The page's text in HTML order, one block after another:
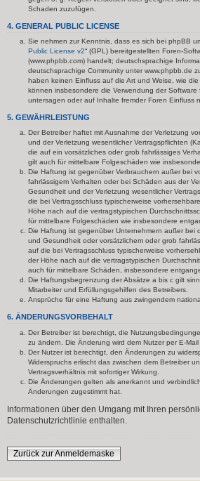
Schaden zuzufügen.
4. GENERAL PUBLIC LICENSE
Sie nehmen zur Kenntnis, dass es sich bei phpBB
Public License v2“ (GPL) bereitgestellten Foren-
(www.phpbb.com) handelt; deutschsprachige
deutschsprachige Community unter www.phpbb.de
haben keinen Einfluss auf die Art und Weise, wie
können insbesondere die Verwendung der Software
untersagen oder auf Inhalte fremder Foren Einfluss
5. GEWÄHRLEISTUNG
Der Betreiber haftet mit Ausnahme der Verletzung
und der Verletzung wesentlicher Vertragspflichten
die auf ein vorsätzliches oder grob fahrlässiges
gilt auch für mittelbare Folgeschäden wie
Die Haftung ist gegenüber Verbrauchern außer bei
fahrlässigem Verhalten oder bei Schäden aus der
Gesundheit und der Verletzung wesentlicher
die bei Vertragsschluss typischerweise
Höhe nach auf die vertragstypischen
für mittelbare Folgeschäden wie insbesondere
Die Haftung ist gegenüber Unternehmern außer bei
und Gesundheit oder vorsätzlichem oder grob
auf die bei Vertragsschluss typischerweise
der Höhe nach auf die vertragstypischen
auch für mittelbare Schäden, insbesondere
Die Haftungsbegrenzung der Absätze a bis c gilt
Mitarbeiter und Erfüllungsgehilfen des Betreibers.
Ansprüche für eine Haftung aus zwingendem
6. ÄNDERUNGSVORBEHALT
Der Betreiber ist berechtigt, die
zu ändern. Die Änderung wird dem Nutzer per E-Mail
Der Nutzer ist berechtigt, den Änderungen zu
Widerspruchs erlischt das zwischen dem Betreiber
Vertragsverhältnis mit sofortiger Wirkung.
Die Änderungen gelten als anerkannt und
Änderungen zugestimmt hat.
Informationen über den Umgang mit Ihren
Datenschutzrichtlinie enthalten.
Zurück zur Anmeldemaske